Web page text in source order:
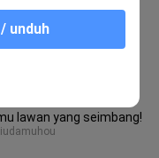
Surut
lawan yang seimbang!
unduh